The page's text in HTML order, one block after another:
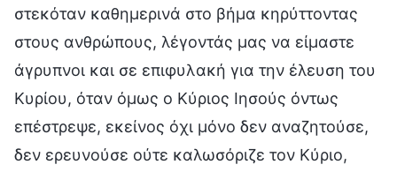
στεκόταν καθημερινά στο βήμα κηρύττοντας
στους ανθρώπους, λέγοντάς μας να είμαστε
άγρυπνοι και σε επιφυλακή για την έλευση του
Κυρίου, όταν όμως ο Κύριος Ιησούς όντως
επέστρεψε, εκείνος όχι μόνο δεν αναζητούσε,
δεν ερευνούσε ούτε καλωσόριζε τον Κύριο,